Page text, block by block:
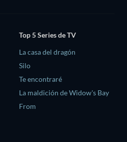
Top 5 Series de TV
La casa del dragón
Silo
Te encontraré
La maldición de Widow's Bay
From